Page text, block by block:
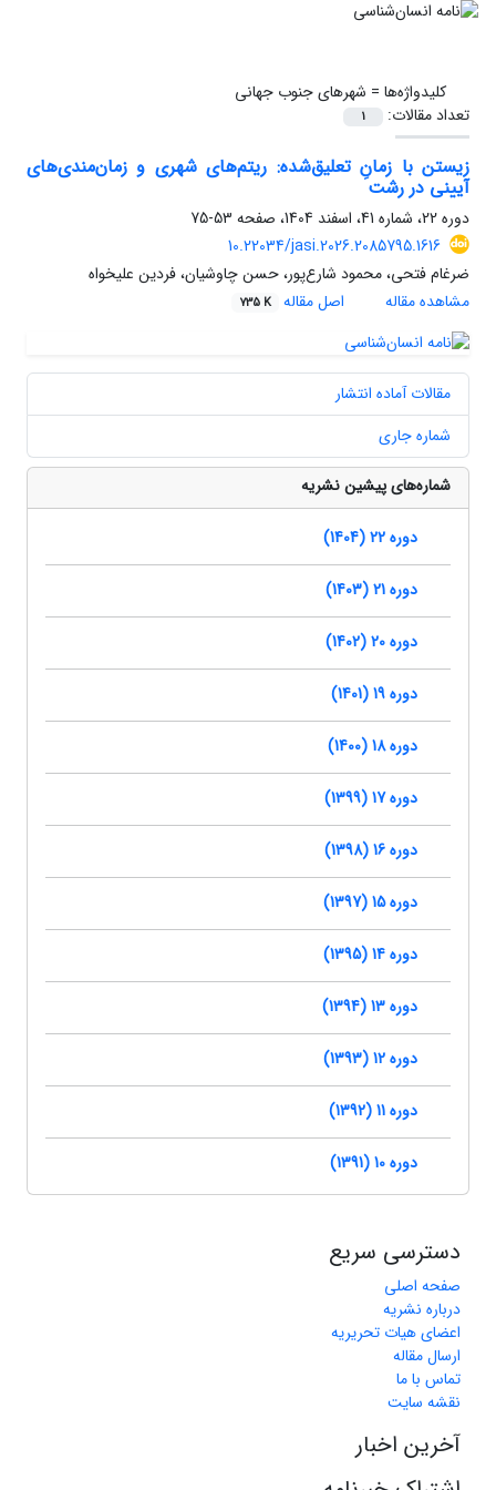
کلیدواژه‌ها = شهرهای جنوب جهانی
تعداد مقالات:
1
زیستن با زمانِ تعلیق‌شده: ریتم‌های شهری و زمان‌مندی‌های
آیینی در رشت
دوره 22، شماره 41، اسفند 1404، صفحه
53-75
10.22034/jasi.2026.2085795.1616
ضرغام فتحی، محمود شارع‌پور، حسن چاوشیان، فردین علیخواه
مشاهده مقاله
اصل مقاله 735 K
مقالات آماده انتشار
شماره جاری
شماره‌های پیشین نشریه
دوره 22 (1404)
دوره 21 (1403)
دوره 20 (1402)
دوره 19 (1401)
دوره 18 (1400)
دوره 17 (1399)
دوره 16 (1398)
دوره 15 (1397)
دوره 14 (1395)
دوره 13 (1394)
دوره 12 (1393)
دوره 11 (1392)
دوره 10 (1391)
دسترسی سریع
صفحه اصلی
درباره نشریه
اعضای هیات تحریریه
ارسال مقاله
تماس با ما
نقشه سایت
آخرین اخبار